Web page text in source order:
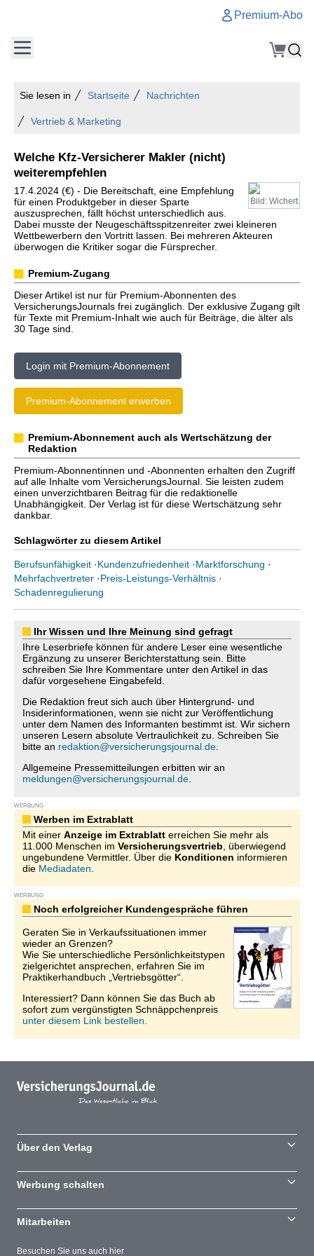
Premium-Abo
Sie lesen in Startseite Nachrichten
Vertrieb & Marketing
Welche Kfz-Versicherer Makler (nicht)
weiterempfehlen
Bild: Wichert
17.4.2024 (€) - Die Bereitschaft, eine Empfehlung
für einen Produktgeber in dieser Sparte
auszusprechen, fällt höchst unterschiedlich aus.
Dabei musste der Neugeschäftsspitzenreiter zwei kleineren
Wettbewerbern den Vortritt lassen. Bei mehreren Akteuren
überwogen die Kritiker sogar die Fürsprecher.
Premium-Zugang
Dieser Artikel ist nur für Premium-Abonnenten des
VersicherungsJournals frei zugänglich. Der exklusive Zugang gilt
für Texte mit Premium-Inhalt wie auch für Beiträge, die älter als
30 Tage sind.
Login mit Premium-Abonnement
Premium-Abonnement erwerben
Premium-Abonnement auch als Wertschätzung der
Redaktion
Premium-Abonnentinnen und -Abonnenten erhalten den Zugriff
auf alle Inhalte vom VersicherungsJournal. Sie leisten zudem
einen unverzichtbaren Beitrag für die redaktionelle
Unabhängigkeit. Der Verlag ist für diese Wertschätzung sehr
dankbar.
Schlagwörter zu diesem Artikel
Berufsunfähigkeit ·Kundenzufriedenheit ·Marktforschung ·
Mehrfachvertreter ·Preis-Leistungs-Verhältnis ·
Schadenregulierung
Ihr Wissen und Ihre Meinung sind gefragt
Ihre Leserbriefe können für andere Leser eine wesentliche
Ergänzung zu unserer Berichterstattung sein. Bitte
schreiben Sie Ihre Kommentare unter den Artikel in das
dafür vorgesehene Eingabefeld.
Die Redaktion freut sich auch über Hintergrund- und
Insiderinformationen, wenn sie nicht zur Veröffentlichung
unter dem Namen des Informanten bestimmt ist. Wir sichern
unseren Lesern absolute Vertraulichkeit zu. Schreiben Sie
bitte an redaktion@versicherungsjournal.de
Allgemeine Pressemitteilungen erbitten wir an
meldungen@versicherungsjournal.de
WERBUNG
Werben im Extrablatt
Mit einer Anzeige im Extrablatt erreichen Sie mehr als
11.000 Menschen im Versicherungsvertrieb , überwiegend
ungebundene Vermittler. Über die Konditionen informieren
die Mediadaten
WERBUNG
Noch erfolgreicher Kundengespräche führen
Geraten Sie in Verkaufssituationen immer
wieder an Grenzen?
Wie Sie unterschiedliche Persönlichkeitstypen
zielgerichtet ansprechen, erfahren Sie im
Praktikerhandbuch „Vertriebsgötter“.
Interessiert? Dann können Sie das Buch ab
sofort zum vergünstigten Schnäppchenpreis
unter diesem Link bestellen.
Besuchen Sie uns auch hier
Über den Verlag
Werbung schalten
Mitarbeiten